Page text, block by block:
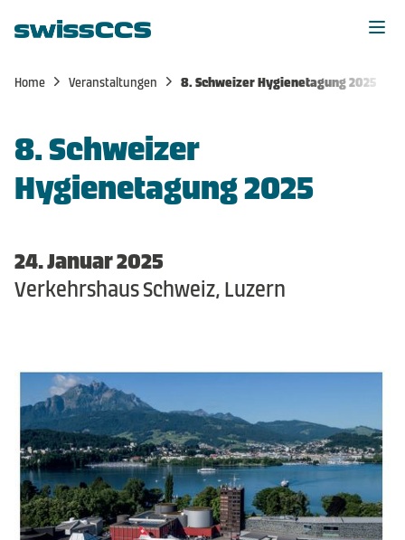
Aktuelles
Veranstaltungen
Mitglieder
Mitgliedschaft
Über uns
Kontakt
DE|FR|EN
Home Veranstaltungen 8. Schweizer Hygienetagung 2025
8. Schweizer
Hygienetagung 2025
24. Januar 2025
Verkehrshaus Schweiz, Luzern